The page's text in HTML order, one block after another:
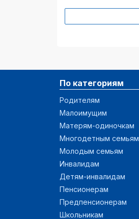
По категориям
Родителям
Малоимущим
Матерям-одиночкам
Многодетным семьям
Молодым семьям
Инвалидам
Детям-инвалидам
Пенсионерам
Предпенсионерам
Школьникам